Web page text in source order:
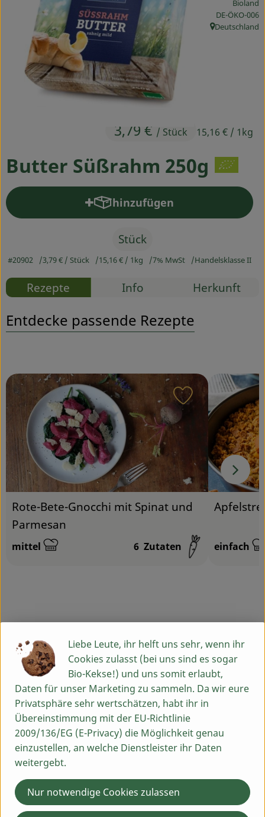
Ökokisten
Obst & Gemüse
Kühltheke
Backwaren
Drogerie
Blog & Aktuelles
Service
Butter Süßrahm 250g
3,79 € / Stück 15,16 € / 1kg
Bioland
,DE-ÖKO-006
, Herkunft:
Deutschland
hinzufügen
Produkt zum Warenkorb
Stück
#20902 3,79 € / Stück 15,16 € / 1kg 7% MwSt Handelsklasse II
Rezepte Info Herkunft
Entdecke passende Rezepte
Rote-Bete-Gnocchi mit Spinat und
Parmesan
Schwierigkeit:
mittel 6 Zutaten
Rezept zu
einfach
Produktinformationen
Zutaten
Nährwert-Info
Liebe Leute, ihr helft uns sehr, wenn ihr
Cookies zulasst (bei uns sind es sogar
Bio-Kekse!) und uns somit erlaubt,
Daten für unser Marketing zu sammeln. Da wir eure
Privatsphäre sehr wertschätzen, habt ihr in
Übereinstimmung mit der EU-Richtlinie
2009/136/EG (E-Privacy) die Möglichkeit genau
einzustellen, an welche Dienstleister ihr Daten
weitergebt.
Nur notwendige Cookies zulassen